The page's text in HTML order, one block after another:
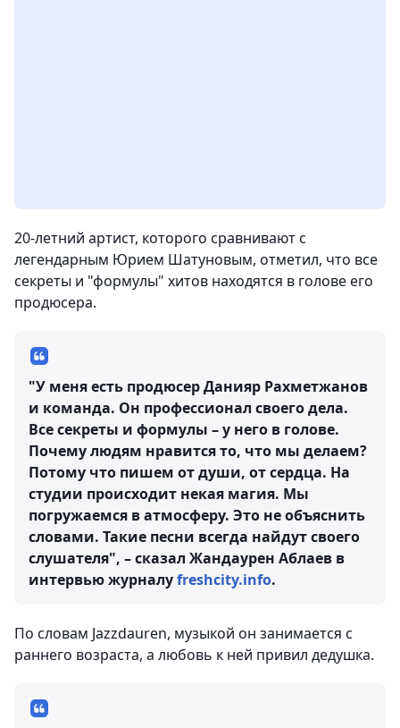
20-летний артист, которого сравнивают с
легендарным Юрием Шатуновым, отметил, что все
секреты и "формулы" хитов находятся в голове его
продюсера.
"У меня есть продюсер Данияр Рахметжанов
и команда. Он профессионал своего дела.
Все секреты и формулы – у него в голове.
Почему людям нравится то, что мы делаем?
Потому что пишем от души, от сердца. На
студии происходит некая магия. Мы
погружаемся в атмосферу. Это не объяснить
словами. Такие песни всегда найдут своего
слушателя", – сказал Жандаурен Аблаев в
интервью журналуfreshcity.info.
По словам Jazzdauren, музыкой он занимается с
раннего возраста, а любовь к ней привил дедушка.